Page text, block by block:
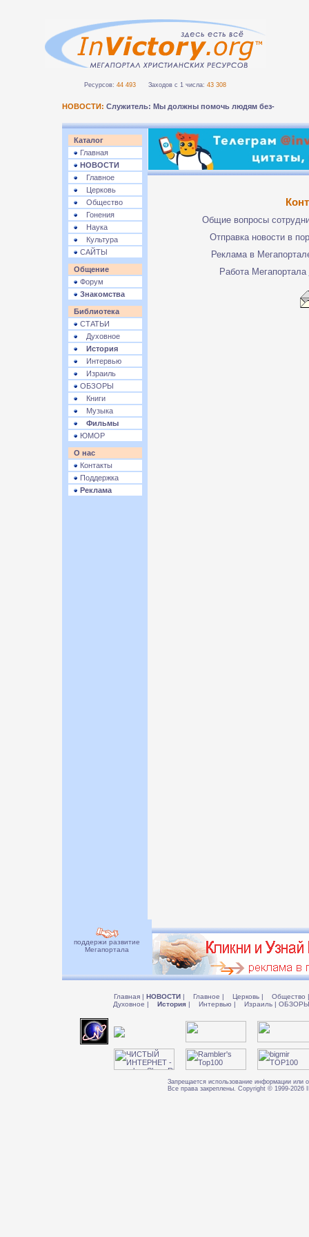
Ресурсов: 44 493 Заходов с 1 числа: 43 308
НОВОСТИ: Служитель: Мы должны помочь людям безопасно-
Каталог
Главная
НОВОСТИ
Главное
Церковь
Общество
Гонения
Наука
Культура
САЙТЫ
Общение
Форум
Знакомства
Библиотека
СТАТЬИ
Духовное
История
Интервью
Израиль
ОБЗОРЫ
Книги
Музыка
Фильмы
ЮМОР
О нас
Контакты
Поддержка
Реклама
Общие вопросы
Отправка новости в
Реклама в
Работа Мегапортала
поддержи развитие
Мегапортала
Главная | НОВОСТИ | Главное | Церковь | Общество |
Духовное | История | Интервью | Израиль |
Запрещается использование информации или
Все права закреплены. Copyright © 1999-